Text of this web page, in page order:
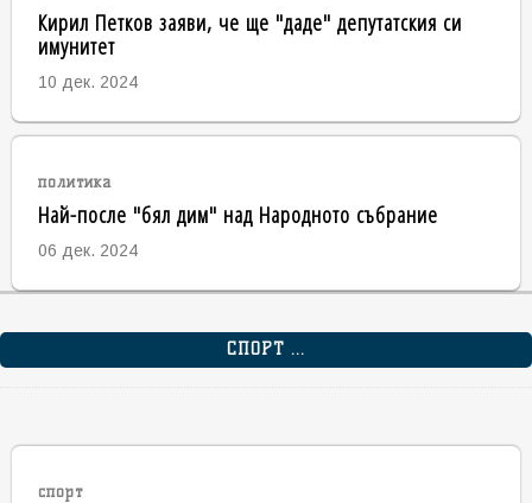
Кирил Петков заяви, че ще "даде" депутатския си
имунитет
10 дек. 2024
политика
Най-после "бял дим" над Народното събрание
06 дек. 2024
СПОРТ ...
спорт